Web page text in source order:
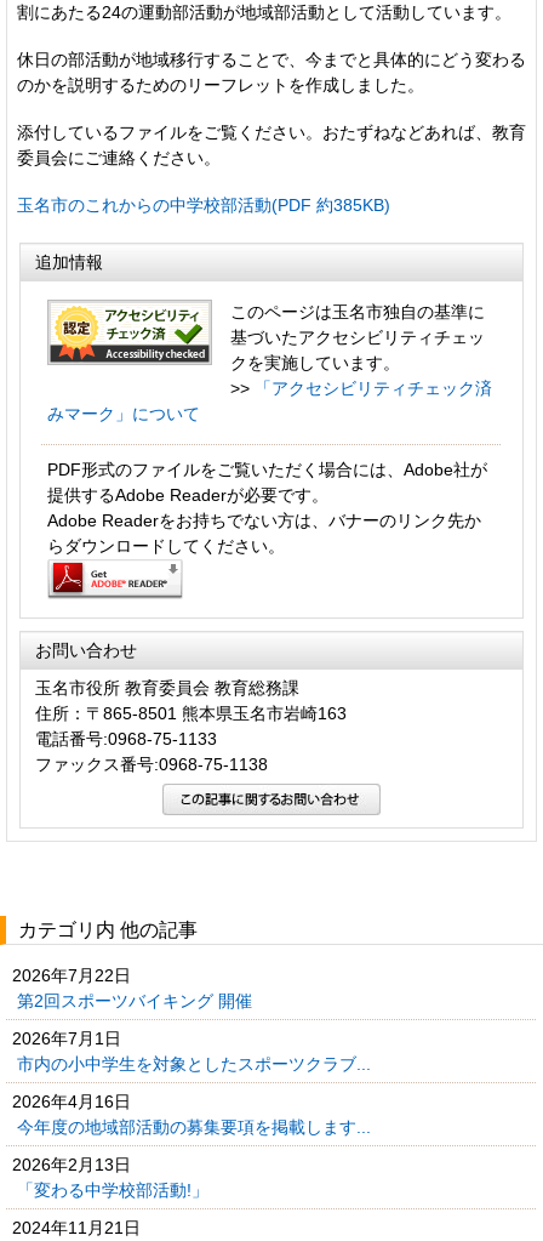
割にあたる24の運動部活動が地域部活動として活動しています。
休日の部活動が地域移行することで、今までと具体的にどう変わる
のかを説明するためのリーフレットを作成しました。
添付しているファイルをご覧ください。おたずねなどあれば、教育
委員会にご連絡ください。
玉名市のこれからの中学校部活動(PDF 約385KB)
追加情報
このページは玉名市独自の基準に
基づいたアクセシビリティチェッ
クを実施しています。
>>
「アクセシビリティチェック済
みマーク」について
PDF形式のファイルをご覧いただく場合には、Adobe社が
提供するAdobe Readerが必要です。
Adobe Readerをお持ちでない方は、バナーのリンク先か
らダウンロードしてください。
お問い合わせ
玉名市役所 教育委員会 教育総務課
住所：〒865-8501 熊本県玉名市岩崎163
電話番号:0968-75-1133
ファックス番号:0968-75-1138
カテゴリ内 他の記事
2026年7月22日
第2回スポーツバイキング 開催
2026年7月1日
市内の小中学生を対象としたスポーツクラブ...
2026年4月16日
今年度の地域部活動の募集要項を掲載します...
2026年2月13日
「変わる中学校部活動!」
2024年11月21日